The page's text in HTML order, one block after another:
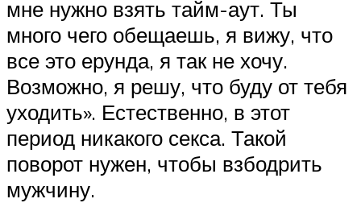
мне нужно взять тайм-аут. Ты
много чего обещаешь, я вижу, что
все это ерунда, я так не хочу.
Возможно, я решу, что буду от тебя
уходить». Естественно, в этот
период никакого секса. Такой
поворот нужен, чтобы взбодрить
мужчину.